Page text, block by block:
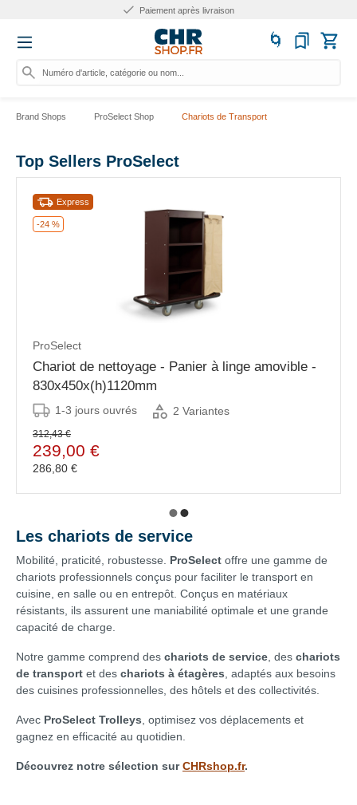
Numéro d'article, catégorie ou nom...
Brand Shops ProSelect Shop Chariots de Transport
Top Sellers ProSelect
-24 %
Express
ProSelect
Chariot de nettoyage - Panier à linge amovible -
830x450x(h)1120mm
1-3 jours ouvrés 2 Variantes
312,43 €
239,00 €
286,80 €
Les chariots de service
Mobilité, praticité, robustesse. ProSelect offre une gamme de
chariots professionnels conçus pour faciliter le transport en
cuisine, en salle ou en entrepôt. Conçus en matériaux
résistants, ils assurent une maniabilité optimale et une grande
capacité de charge.
Notre gamme comprend des chariots de service , des chariots
de transport et des chariots à étagères , adaptés aux besoins
des cuisines professionnelles, des hôtels et des collectivités.
Avec ProSelect Trolleys , optimisez vos déplacements et
gagnez en efficacité au quotidien.
Découvrez notre sélection surCHRshop.fr.